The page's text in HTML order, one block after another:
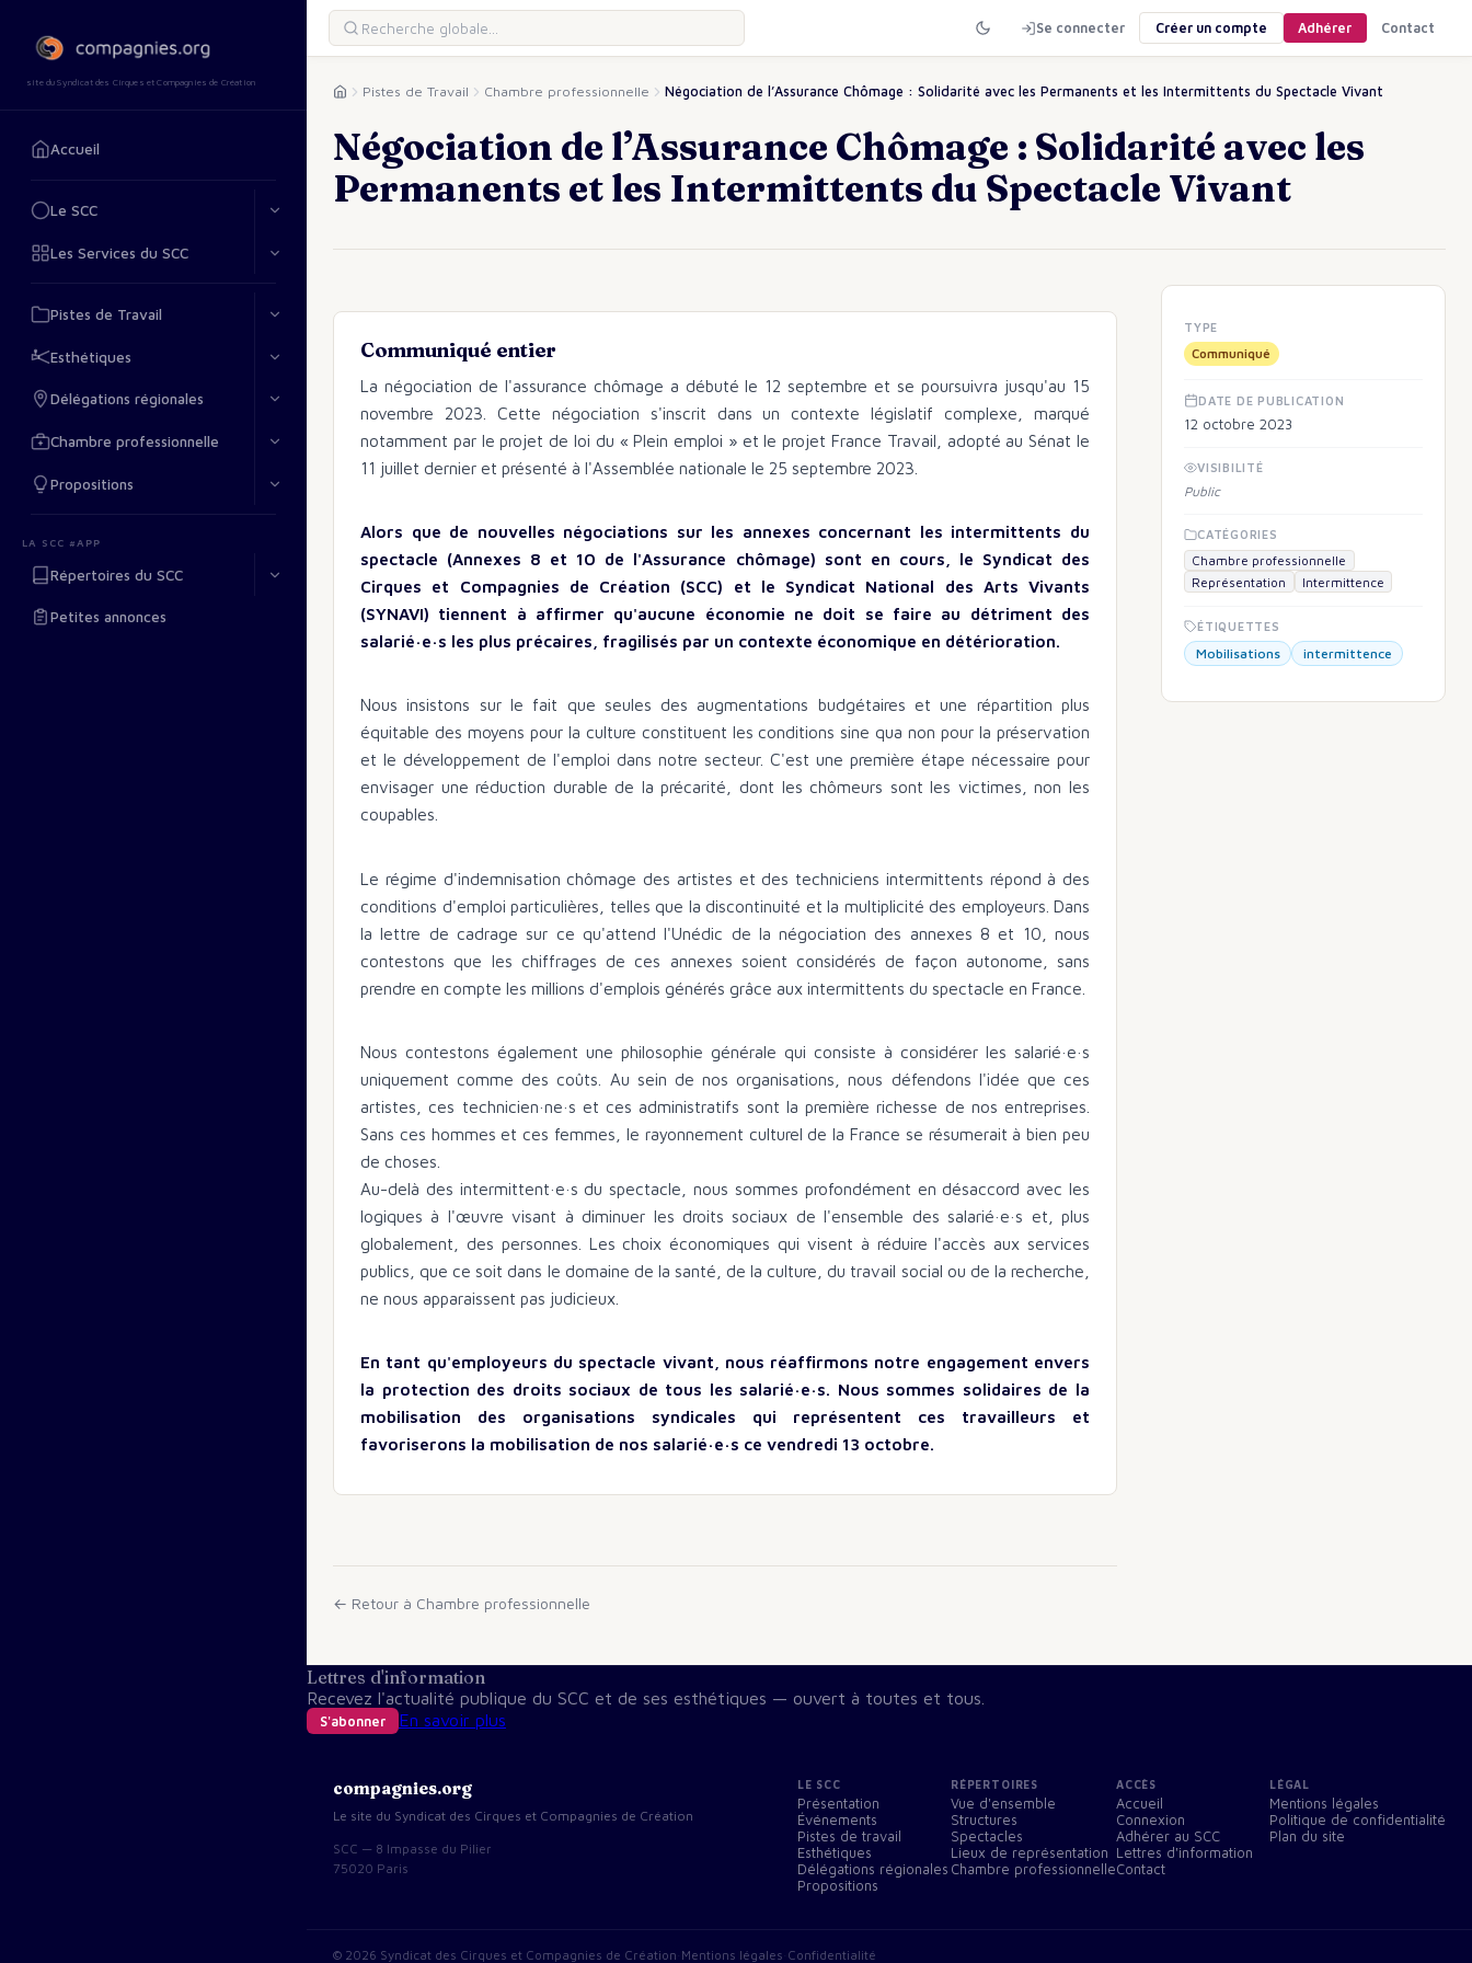
site du Syndicat des Cirques et Compagnies de Création
Accueil
Le SCC
Les Services du SCC
Pistes de Travail
Esthétiques
Délégations régionales
Chambre professionnelle
Propositions
LA SCC #APP
Répertoires du SCC
Petites annonces
Se connecter Créer un compte Adhérer Contact
Pistes de Travail Chambre professionnelle Négociation de l’Assurance Chômage : Solidarité avec les Permanents et les Intermittents du Spectacle Vivant
Négociation de l’Assurance Chômage : Solidarité avec les
Permanents et les Intermittents du Spectacle Vivant
Communiqué entier
La négociation de l'assurance chômage a débuté le 12 septembre et se poursuivra jusqu'au 15
novembre 2023. Cette négociation s'inscrit dans un contexte législatif complexe, marqué
notamment par le projet de loi du « Plein emploi » et le projet France Travail, adopté au Sénat le
11 juillet dernier et présenté à l'Assemblée nationale le 25 septembre 2023.
Alors que de nouvelles négociations sur les annexes concernant les intermittents du
spectacle (Annexes 8 et 10 de l'Assurance chômage) sont en cours, le Syndicat des
Cirques et Compagnies de Création (SCC) et le Syndicat National des Arts Vivants
(SYNAVI) tiennent à affirmer qu'aucune économie ne doit se faire au détriment des
salarié·e·s les plus précaires, fragilisés par un contexte économique en détérioration.
Nous insistons sur le fait que seules des augmentations budgétaires et une répartition plus
équitable des moyens pour la culture constituent les conditions sine qua non pour la préservation
et le développement de l'emploi dans notre secteur. C'est une première étape nécessaire pour
envisager une réduction durable de la précarité, dont les chômeurs sont les victimes, non les
coupables.
Le régime d'indemnisation chômage des artistes et des techniciens intermittents répond à des
conditions d'emploi particulières, telles que la discontinuité et la multiplicité des employeurs. Dans
la lettre de cadrage sur ce qu'attend l'Unédic de la négociation des annexes 8 et 10, nous
contestons que les chiffrages de ces annexes soient considérés de façon autonome, sans
prendre en compte les millions d'emplois générés grâce aux intermittents du spectacle en France.
Nous contestons également une philosophie générale qui consiste à considérer les salarié·e·s
uniquement comme des coûts. Au sein de nos organisations, nous défendons l'idée que ces
artistes, ces technicien·ne·s et ces administratifs sont la première richesse de nos entreprises.
Sans ces hommes et ces femmes, le rayonnement culturel de la France se résumerait à bien peu
de choses.
Au-delà des intermittent·e·s du spectacle, nous sommes profondément en désaccord avec les
logiques à l'œuvre visant à diminuer les droits sociaux de l'ensemble des salarié·e·s et, plus
globalement, des personnes. Les choix économiques qui visent à réduire l'accès aux services
publics, que ce soit dans le domaine de la santé, de la culture, du travail social ou de la recherche,
ne nous apparaissent pas judicieux.
En tant qu'employeurs du spectacle vivant, nous réaffirmons notre engagement envers
la protection des droits sociaux de tous les salarié·e·s. Nous sommes solidaires de la
mobilisation des organisations syndicales qui représentent ces travailleurs et
favoriserons la mobilisation de nos salarié·e·s ce vendredi 13 octobre.
← Retour à Chambre professionnelle
TYPE
Communiqué
DATE DE PUBLICATION
12 octobre 2023
VISIBILITÉ
Public
CATÉGORIES
Chambre professionnelle
Représentation
Intermittence
ÉTIQUETTES
Mobilisations intermittence
Lettres d'information
Recevez l'actualité publique du SCC et de ses esthétiques — ouvert à toutes et tous.
S'abonner En savoir plus
compagnies.org
Le site du Syndicat des Cirques et Compagnies de Création
SCC — 8 Impasse du Pilier
75020 Paris
LE SCC
Présentation
Événements
Pistes de travail
Esthétiques
Délégations régionales
Propositions
RÉPERTOIRES
Vue d'ensemble
Structures
Spectacles
Lieux de représentation
Chambre professionnelle
ACCÈS
Accueil
Connexion
Adhérer au SCC
Lettres d'information
Contact
LÉGAL
Mentions légales
Politique de confidentialité
Plan du site
© 2026 Syndicat des Cirques et Compagnies de Création Mentions légales Confidentialité